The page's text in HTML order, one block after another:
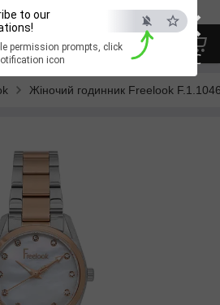
×
ESC
to our
permission prompts, click
icon
Безкоштовна доставка
Жіночий годинник Freelook